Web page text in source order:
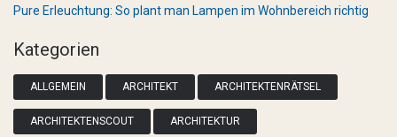
Pure Erleuchtung: So plant man Lampen im Wohnbereich richtig
Kategorien
ALLGEMEIN ARCHITEKT ARCHITEKTENRÄTSEL
ARCHITEKTENSCOUT ARCHITEKTUR